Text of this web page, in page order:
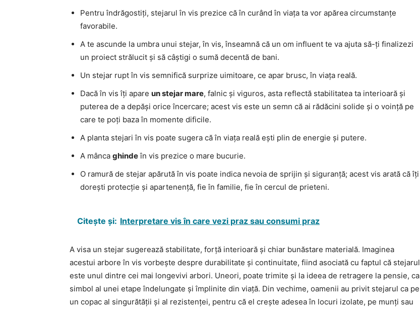
Pentru îndrăgostiți, stejarul în vis prezice că în curând în viața ta vor apărea circumstanțe
favorabile.
A te ascunde la umbra unui stejar, în vis, înseamnă că un om influent te va ajuta să-ți finalizezi
un proiect strălucit și să câștigi o sumă decentă de bani.
Un stejar rupt în vis semnifică surprize uimitoare, ce apar brusc, în viața reală.
Dacă în vis îți apare un stejar mare, falnic și viguros, asta reflectă stabilitatea ta interioară și
puterea de a depăși orice încercare; acest vis este un semn că ai rădăcini solide și o voință pe
care te poți baza în momente dificile.
A planta stejari în vis poate sugera că în viața reală ești plin de energie și putere.
A mânca ghindeîn vis prezice o mare bucurie.
O ramură de stejar apărută în vis poate indica nevoia de sprijin și siguranță; acest vis arată că îți
dorești protecție și apartenență, fie în familie, fie în cercul de prieteni.
Citește și: Interpretare vis în care vezi praz sau consumi praz
A visa un stejar sugerează stabilitate, forță interioară și chiar bunăstare materială. Imaginea
acestui arbore în vis vorbește despre durabilitate și continuitate, fiind asociată cu faptul că stejarul
este unul dintre cei mai longevivi arbori. Uneori, poate trimite și la ideea de retragere la pensie, ca
simbol al unei etape îndelungate și împlinite din viață. Din vechime, oamenii au privit stejarul ca pe
un copac al singurătății și al rezistenței, pentru că el crește adesea în locuri izolate, pe munți sau